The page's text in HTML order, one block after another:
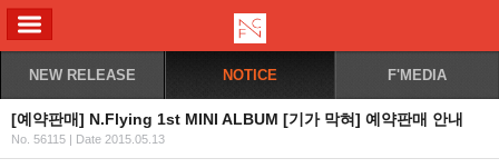
NEW RELEASE NOTICE F'MEDIA
[예약판매] N.Flying 1st MINI ALBUM [기가 막혀] 예약판매 안내
No. 56115 | Date 2015.05.13